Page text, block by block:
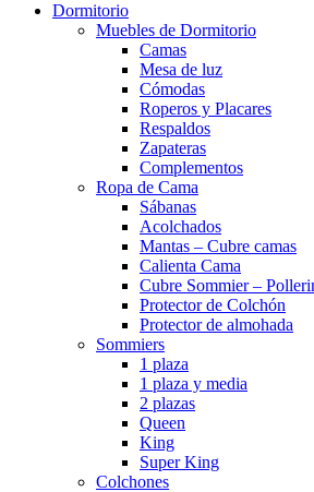
Dormitorio
Muebles de Dormitorio
Camas
Mesa de luz
Cómodas
Roperos y Placares
Respaldos
Zapateras
Complementos
Ropa de Cama
Sábanas
Acolchados
Mantas – Cubre camas
Calienta Cama
Cubre Sommier –
Protector de Colchón
Protector de almohada
Sommiers
1 plaza
1 plaza y media
2 plazas
Queen
King
Super King
Colchones